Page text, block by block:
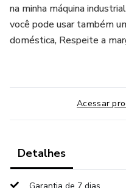
na minha máquina
você pode usar também
doméstica, Respeite a
Acessar
Detalhes